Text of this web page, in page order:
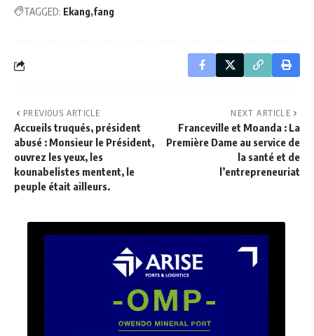
TAGGED: Ekang fang
PREVIOUS ARTICLE
Accueils truqués, président
abusé : Monsieur le Président,
ouvrez les yeux, les
kounabelistes mentent, le
peuple était ailleurs.
NEXT ARTICLE
Franceville et Moanda : La
Première Dame au service de
la santé et de
l’entrepreneuriat